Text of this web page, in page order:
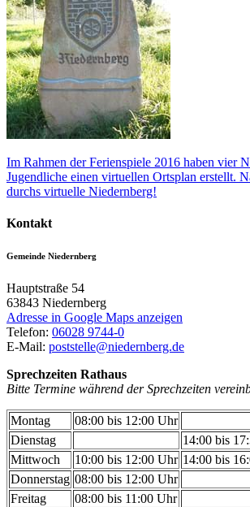
Im Rahmen der Ferienspiele 2016 haben vier
Jugendliche einen virtuellen Ortsplan erstellt.
durchs virtuelle Niedernberg!
Kontakt
Gemeinde Niedernberg
Hauptstraße 54
63843 Niedernberg
Adresse in Google Maps anzeigen
Telefon: 06028 9744-0
E-Mail: poststelle@niedernberg.de
Sprechzeiten Rathaus
Bitte Termine während der Sprechzeiten
Montag
08:00 bis 12:00 Uhr
Dienstag
14:00 bis
Mittwoch
10:00 bis 12:00 Uhr 14:00 bis
Donnerstag 08:00 bis 12:00 Uhr
Freitag
08:00 bis 11:00 Uhr